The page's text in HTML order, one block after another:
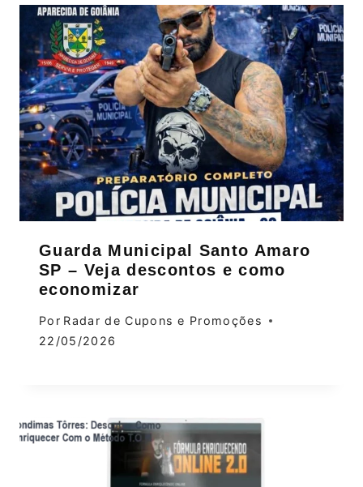
Guarda Municipal Santo Amaro
SP – Veja descontos e como
economizar
Por Radar de Cupons e Promoções
22/05/2026